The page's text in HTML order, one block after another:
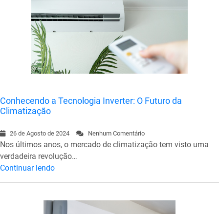
Conhecendo a Tecnologia Inverter: O Futuro da
Climatização
26 de Agosto de 2024 Nenhum Comentário
Nos últimos anos, o mercado de climatização tem visto uma
verdadeira revolução…
Continuar lendo